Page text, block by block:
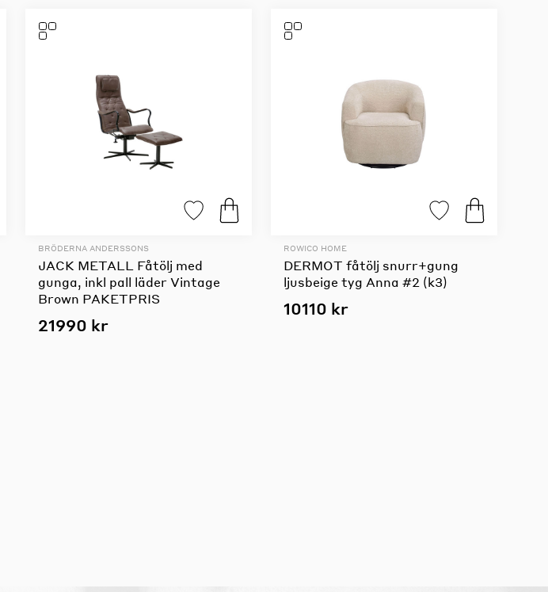
BRÖDERNA ANDERSSONS
JACK METALL Fåtölj med
gunga, inkl pall läder Vintage
Brown PAKETPRIS
21990 kr
ROWICO HOME
DERMOT fåtölj snurr+gung
ljusbeige tyg Anna #2 (k3)
10110 kr